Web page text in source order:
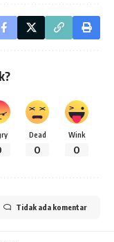
Dead
0
Wink
0
Tidak ada komentar